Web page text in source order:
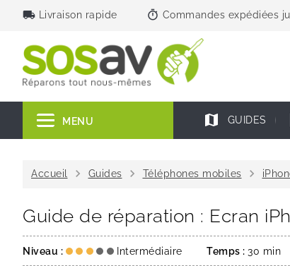
local_shipping Livraison rapide timer Commandes expédiées
MENU map GUIDES
Accueil chevron_right Guides chevron_right Téléphones mobiles chevron_right
Guide de réparation : Ecran
Niveau : Intermédiaire Temps : 30 min